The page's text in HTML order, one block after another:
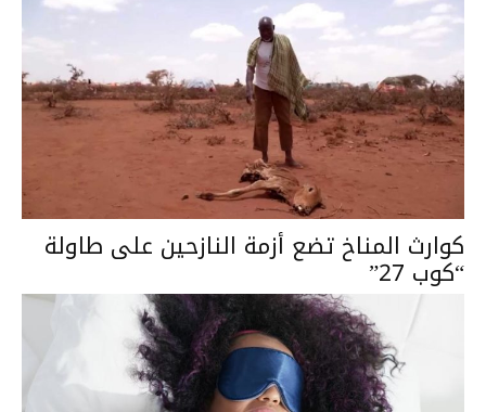
كوارث المناخ تضع أزمة النازحين على طاولة
“كوب 27”